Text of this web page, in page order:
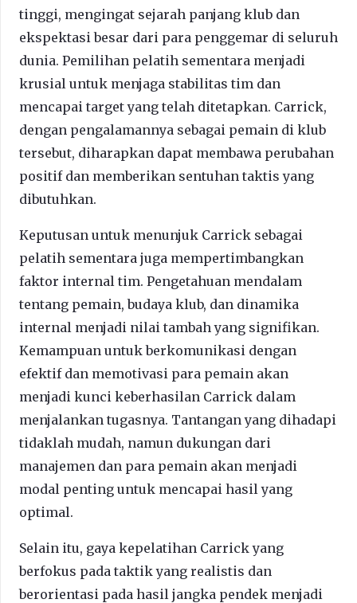
tinggi, mengingat sejarah panjang klub dan
ekspektasi besar dari para penggemar di seluruh
dunia. Pemilihan pelatih sementara menjadi
krusial untuk menjaga stabilitas tim dan
mencapai target yang telah ditetapkan. Carrick,
dengan pengalamannya sebagai pemain di klub
tersebut, diharapkan dapat membawa perubahan
positif dan memberikan sentuhan taktis yang
dibutuhkan.
Keputusan untuk menunjuk Carrick sebagai
pelatih sementara juga mempertimbangkan
faktor internal tim. Pengetahuan mendalam
tentang pemain, budaya klub, dan dinamika
internal menjadi nilai tambah yang signifikan.
Kemampuan untuk berkomunikasi dengan
efektif dan memotivasi para pemain akan
menjadi kunci keberhasilan Carrick dalam
menjalankan tugasnya. Tantangan yang dihadapi
tidaklah mudah, namun dukungan dari
manajemen dan para pemain akan menjadi
modal penting untuk mencapai hasil yang
optimal.
Selain itu, gaya kepelatihan Carrick yang
berfokus pada taktik yang realistis dan
berorientasi pada hasil jangka pendek menjadi